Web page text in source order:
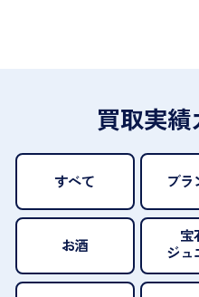
買取実
すべて ブラ
お酒
宝
ジュ